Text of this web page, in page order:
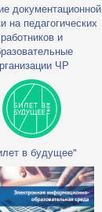
документационной
на педагогических
работников и
ЧР
в будущее"